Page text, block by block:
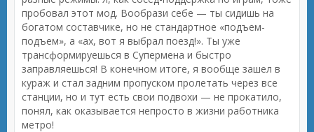
пробовал этот мод. Вообрази себе — ты сидишь на
богатом составчике, но не стандартное «подъем-
подъем», а «ах, вот я выбрал поезд!». Ты уже
трансформируешься в Супермена и быстро
заправляешься! В конечном итоге, я вообще зашел в
кураж и стал задним пропуском пролетать через все
станции, но и тут есть свои подвохи — не прокатило,
понял, как оказывается непросто в жизни работника
метро!